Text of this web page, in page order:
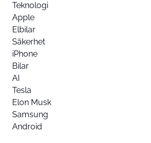
Teknologi
Apple
Elbilar
Säkerhet
iPhone
Bilar
AI
Tesla
Elon Musk
Samsung
Android